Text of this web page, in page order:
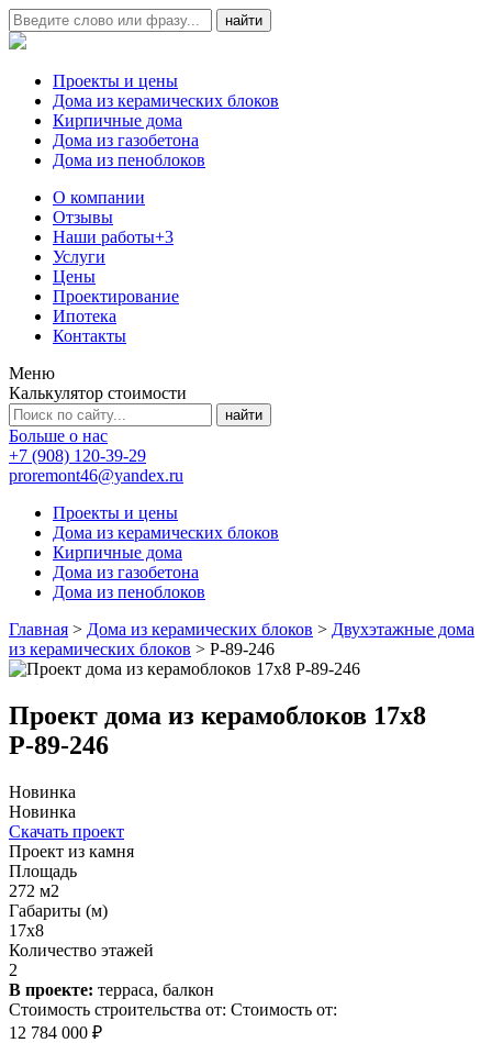
Проекты и цены
Дома из керамических блоков
Кирпичные дома
Дома из газобетона
Дома из пеноблоков
О компании
Отзывы
Наши работы+3
Услуги
Цены
Проектирование
Ипотека
Контакты
Меню
Калькулятор стоимости
Больше о нас
+7 (908) 120-39-29
proremont46@yandex.ru
Проекты и цены
Дома из керамических блоков
Кирпичные дома
Дома из газобетона
Дома из пеноблоков
Главная > Дома из керамических блоков > Двухэтажные дома
из керамических блоков > Р-89-246
Проект дома из керамоблоков 17x8
Р-89-246
Новинка
Новинка
Скачать проект
Проект из камня
Площадь
272 м2
Габариты (м)
17x8
Количество этажей
2
В проекте: терраса, балкон
Стоимость строительства от: Стоимость от:
12 784 000 ₽